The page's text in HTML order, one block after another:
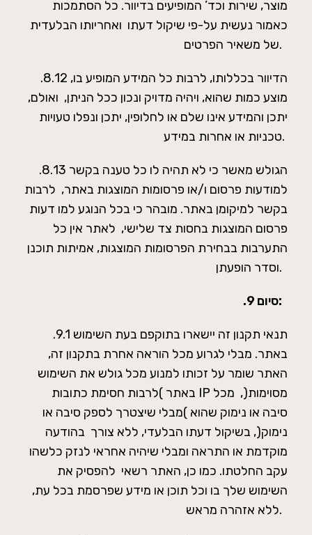
מוצר, שירות וכד’ המופיעים בדיוור. כל הסתמכות
כאמור נעשית על-פי שיקול דעתו ואחריותו הבלעדית
של משאיר הפרטים.
.8.12 הדיוור בכללותו, לרבות כל המידע המופיע בו,
מוצע כמות שהוא, ויהיה מדויק ונכון ככל הניתן, ואולם,
יתכן והמידע אינו שלם או לחלופין, יתכן ונפלו טעויות
טכניות או אחרות במידע.
.8.13 הגולש מאשר כי לא תהיה לו כל טענה בקשר
למודעות פרסום ו/או פרסומות המוצגות באתר, לרבות
בקשר למיקומן באתר. מובהר כי בכל הנוגע למו דעות
פרסום המוצגות בחסות צד שלישי, לאתר אין כל
התערבות בבחירת הפרסומות המוצגות, אמיתות תוכנן
וסדר הופעתן.
.9 סיום:
.9.1 תנאי תקנון זה יישארו בתוקפם בעת השימוש
באתר. מבלי לגרוע מכל הוראה אחרת בתקנון זה,
האתר שומר על זכותו למנוע מכל גולש את השימוש
באתר )לרבות חסימת כתובות IP מסוימות(, מכל
סיבה או נימוק שהוא )מבלי שיצטרך לספק סיבה או
נימוק(, בשיקול דעתו הבלעדי, ללא צורך בהודעה
מוקדמת או התראה ומבלי שיהיה אחראי לנזק כלשהו
עקב החלטתו. כמו כן, האתר רשאי להפסיק את
השימוש שלך בו וכל תוכן או מידע שפרסמת בכל עת,
ללא אזהרה מראש.